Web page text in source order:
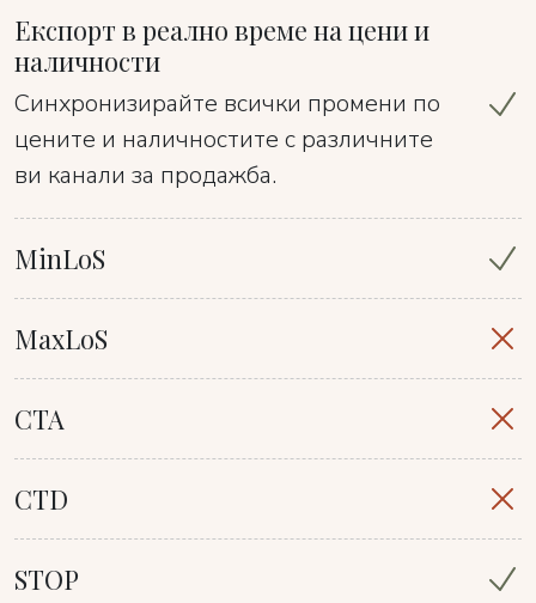
Експорт в реално време на цени и
наличности
Синхронизирайте всички промени по
цените и наличностите с различните
ви канали за продажба.
MinLoS
MaxLoS
CTA
CTD
STOP